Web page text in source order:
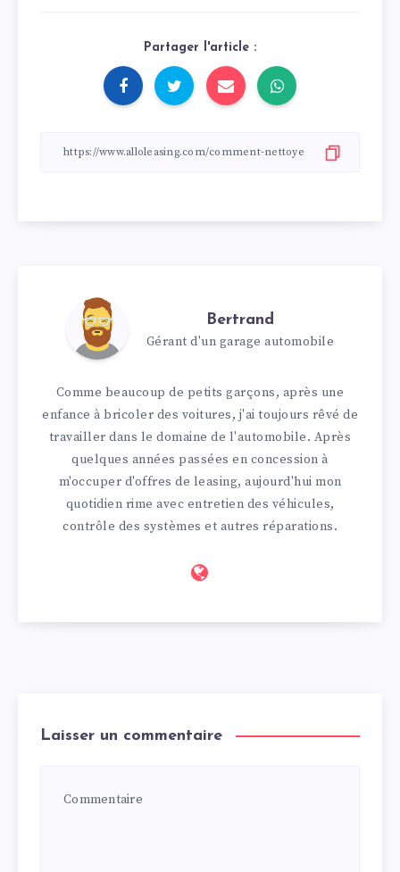
Partager l'article :
Bertrand
Gérant d'un garage automobile
Comme beaucoup de petits garçons, après une
enfance à bricoler des voitures, j'ai toujours rêvé de
travailler dans le domaine de l'automobile. Après
quelques années passées en concession à
m'occuper d'offres de leasing, aujourd'hui mon
quotidien rime avec entretien des véhicules,
contrôle des systèmes et autres réparations.
Laisser un commentaire